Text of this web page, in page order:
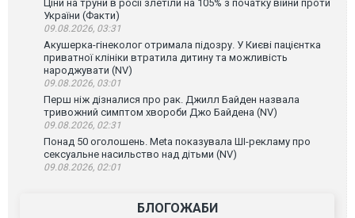
Ціни на труни в росії злетіли на 105% з початку війни проти
України (Факти)
09.08.2026, 03:31
Акушерка-гінеколог отримала підозру. У Києві пацієнтка
приватної клініки втратила дитину та можливість
народжувати (NV)
09.08.2026, 03:01
Перш ніж дізналися про рак. Джилл Байден назвала
тривожний симптом хвороби Джо Байдена (NV)
09.08.2026, 02:31
Понад 50 оголошень. Meta показувала ШІ-рекламу про
сексуальне насильство над дітьми (NV)
09.08.2026, 02:01
БЛОГОЖАБИ